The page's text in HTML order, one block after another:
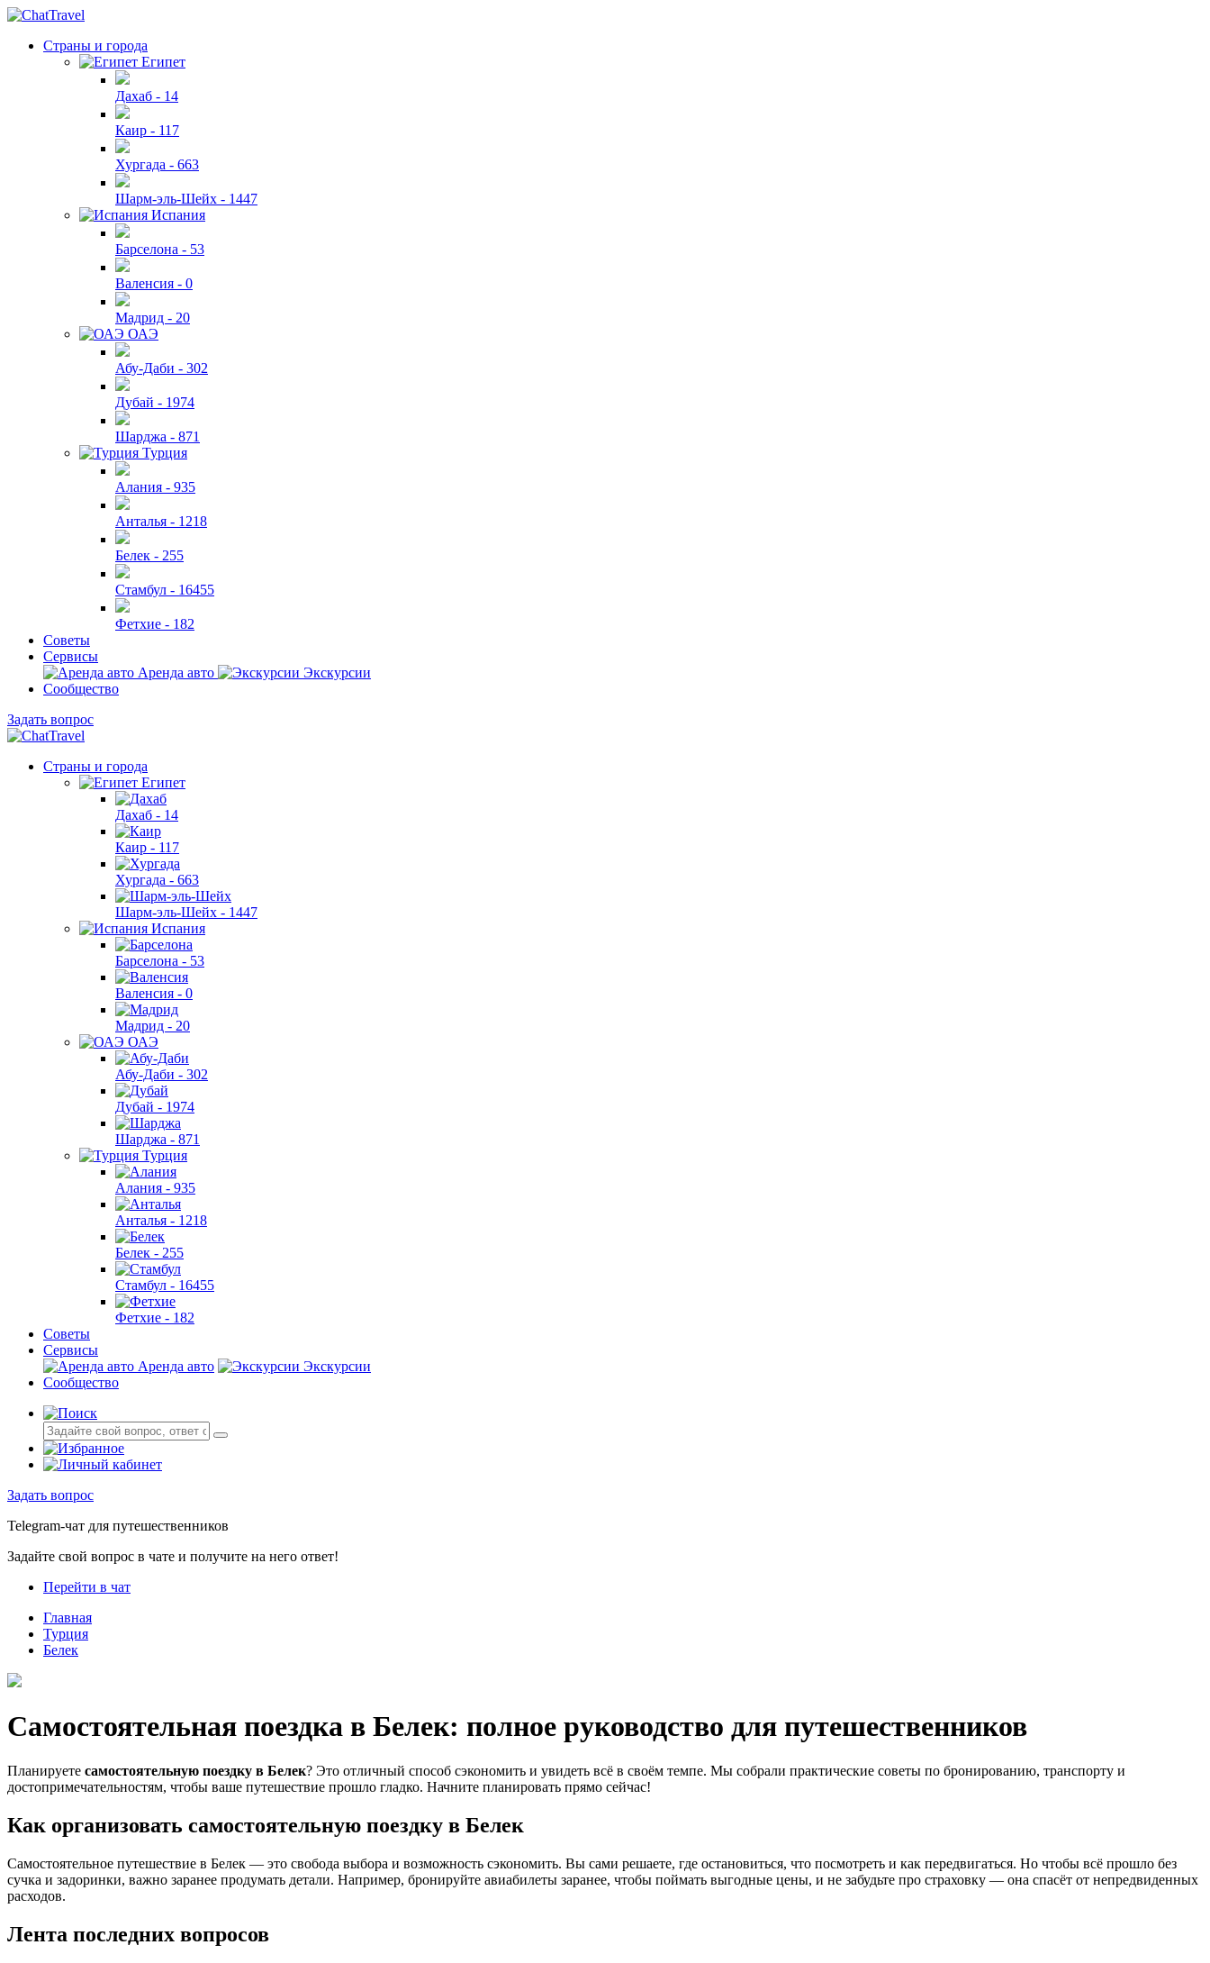
Страны и города
Египет
Дахаб - 14
Каир - 117
Хургада - 663
Шарм-эль-Шейх - 1447
Испания
Барселона - 53
Валенсия - 0
Мадрид - 20
ОАЭ
Абу-Даби - 302
Дубай - 1974
Шарджа - 871
Турция
Алания - 935
Анталья - 1218
Белек - 255
Стамбул - 16455
Фетхие - 182
Советы
Сервисы
Аренда авто
Экскурсии
Сообщество
Задать вопрос
Страны и города
Египет
Дахаб - 14
Каир - 117
Хургада - 663
Шарм-эль-Шейх - 1447
Испания
Барселона - 53
Валенсия - 0
Мадрид - 20
ОАЭ
Абу-Даби - 302
Дубай - 1974
Шарджа - 871
Турция
Алания - 935
Анталья - 1218
Белек - 255
Стамбул - 16455
Фетхие - 182
Советы
Сервисы
Аренда авто
Экскурсии
Сообщество
Задать вопрос
Telegram-чат для путешественников
Задайте свой вопрос в чате и получите на него ответ!
Перейти в чат
Главная
Турция
Белек
Самостоятельная поездка в Белек: полное руководство для путешественников
Планируете самостоятельную поездку в Белек? Это отличный способ сэкономить и увидеть всё в своём темпе. Мы собрали практические советы по бронированию, транспорту и
достопримечательностям, чтобы ваше путешествие прошло гладко. Начните планировать прямо сейчас!
Как организовать самостоятельную поездку в Белек
Самостоятельное путешествие в Белек — это свобода выбора и возможность сэкономить. Вы сами решаете, где остановиться, что посмотреть и как передвигаться. Но чтобы всё прошло без
сучка и задоринки, важно заранее продумать детали. Например, бронируйте авиабилеты заранее, чтобы поймать выгодные цены, и не забудьте про страховку — она спасёт от непредвиденных
расходов.
Лента последних вопросов